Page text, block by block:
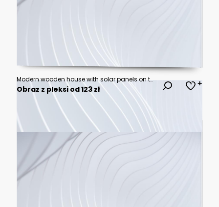
Modern wooden house with solar panels on the roof. 3d rendering. Eco friendly passive house with a photovoltaic system on the roof.
Obraz z pleksi od 123 zł